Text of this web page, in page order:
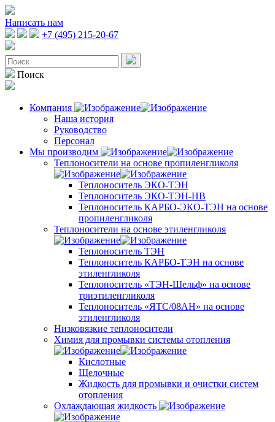
Написать нам
+7 (495) 215-20-67
Поиск
Компания
Наша история
Руководство
Персонал
Мы производим
Теплоносители на основе пропиленгликоля
Теплоноситель ЭКО-ТЭН
Теплоноситель ЭКО-ТЭН-НВ
Теплоноситель КАРБО-ЭКО-ТЭН на основе
пропиленгликоля
Теплоносители на основе этиленгликоля
Теплоноситель ТЭН
Теплоноситель КАРБО-ТЭН на основе
этиленгликоля
Теплоноситель «ТЭН-Шельф» на основе
триэтиленгликоля
Теплоноситель «ЯТС/08АН» на основе
этиленгликоля
Низковязкие теплоносители
Химия для промывки системы отопления
Кислотные
Щелочные
Жидкость для промывки и очистки систем
отопления
Охлаждающая жидкость